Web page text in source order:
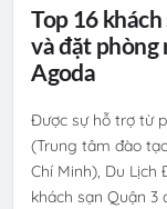
TOP KHÁCH SẠN
Top 16
và đặt phòng
Agoda
Được sự hỗ trợ từ
(Trung tâm đào
Chí Minh), Du Lịch
khách sạn Quận 3